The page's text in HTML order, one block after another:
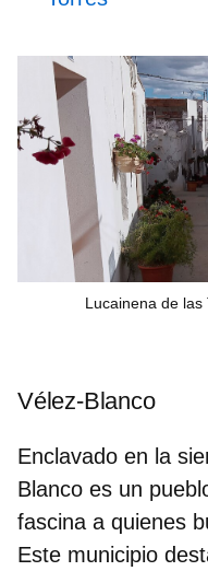
Lucainena de las
Vélez-Blanco
Enclavado en la
Blanco es un
fascina a quienes
Este municipio